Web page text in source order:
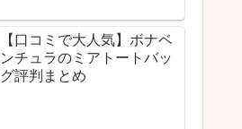
【口コミで大人気】ボナベ
ンチュラのミアトートバッ
グ評判まとめ